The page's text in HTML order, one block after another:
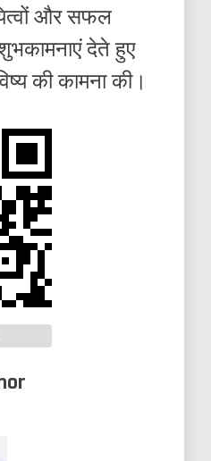
और सफल
देते हुए
की कामना की।